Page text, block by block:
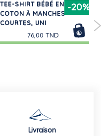
-20%
TEE-SHIRT BÉBÉ EN
COTON À MANCHES
COURTES, UNI
76,00 TND
Livraison